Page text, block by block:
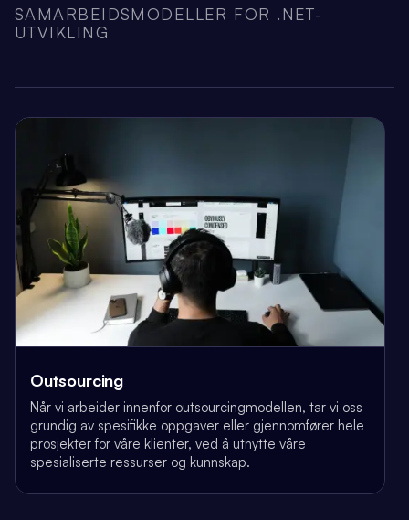
SAMARBEIDSMODELLER FOR .NET-
UTVIKLING
Outsourcing
Når vi arbeider innenfor outsourcingmodellen, tar vi oss
grundig av spesifikke oppgaver eller gjennomfører hele
prosjekter for våre klienter, ved å utnytte våre
spesialiserte ressurser og kunnskap.